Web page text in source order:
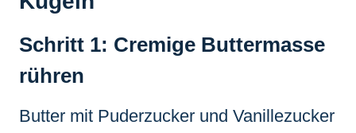
Schritt 1: Cremige Buttermasse
rühren
Butter mit Puderzucker und Vanillezucker